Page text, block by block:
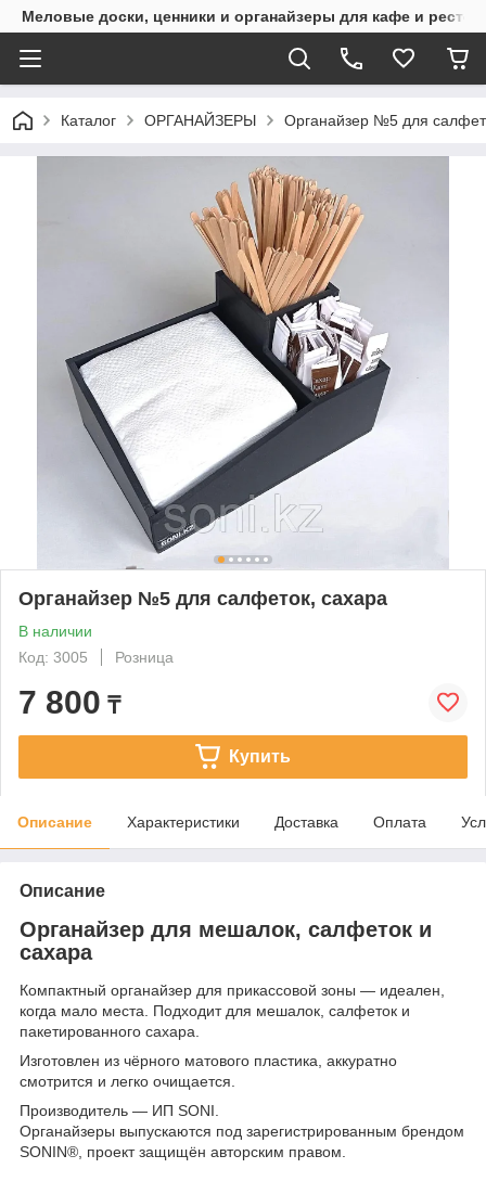
Меловые доски, ценники и органайзеры для кафе и
Каталог ОРГАНАЙЗЕРЫ Органайзер №5 для
Органайзер №5 для салфеток, сахара
В наличии
Код: 3005
Розница
7 800 ₸
Купить
Описание Характеристики Доставка Оплата
Описание
Органайзер для мешалок, салфеток и
сахара
Компактный органайзер для прикассовой зоны — идеален,
когда мало места. Подходит для мешалок, салфеток и
пакетированного сахара.
Изготовлен из чёрного матового пластика, аккуратно
смотрится и легко очищается.
Производитель — ИП SONI.
Органайзеры выпускаются под зарегистрированным брендом
SONIN®, проект защищён авторским правом.